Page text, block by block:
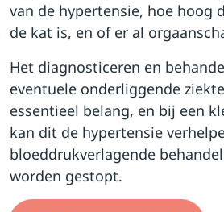
van de hypertensie, hoe hoog
de kat is, en of er al
Het diagnosticeren en
eventuele onderliggende
essentieel belang, en bij een
kan dit de hypertensie
bloeddrukverlagende
worden gestopt.